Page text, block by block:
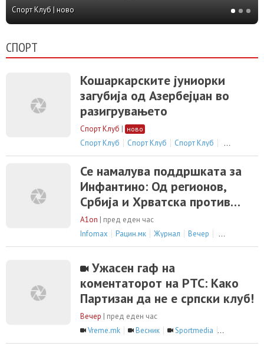
Спорт Клуб | ново
СПОРТ
Кошаркарските јуниорки
загубија од Азербејџан во
разигрувањето
Спорт Клуб | ново
Спорт Клуб Спорт Клуб Спорт Клуб Спорт Клуб
Се намалува поддршката за
Инфантино: Од регионов,
Србија и Хрватска против
негов нов мандат во ФИФА
A1on | пред еден час
Infomax
Рацин.мк Журнал Вечер сите 53 вести
Ужасен гаф на
коментаторот на РТС: Како
Партизан да не е српски клуб!
Вечер | пред еден час
Vreme.mk
Весник Sportmedia сите 4 вести